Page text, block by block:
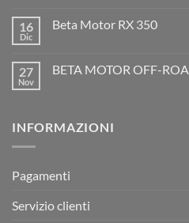
2026:
è
arrivata
su
Motocross
è
16
Dic
Beta Motor RX 350
Beta
27
Nov
BETA MOTOR OFF-
MOTOR
INFORMAZIONI
Pagamenti
Servizio clienti